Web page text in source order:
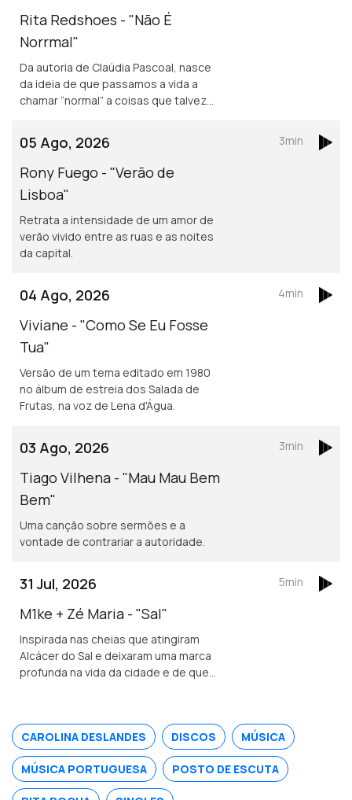
Rita Redshoes - "Não É
Norrmal"
Da autoria de Claúdia Pascoal, nasce
da ideia de que passamos a vida a
chamar “normal” a coisas que talvez
05 Ago, 2026
Rony Fuego - "Verão de
Lisboa"
Retrata a intensidade de um amor de
verão vivido entre as ruas e as noites
da capital.
3min
04 Ago, 2026
Viviane - "Como Se Eu Fosse
Tua"
Versão de um tema editado em 1980
no álbum de estreia dos Salada de
Frutas, na voz de Lena d'Água.
4min
03 Ago, 2026
Tiago Vilhena - "Mau Mau Bem
Bem"
Uma canção sobre sermões e a
vontade de contrariar a autoridade.
3min
31 Jul, 2026
M1ke + Zé Maria - "Sal"
Inspirada nas cheias que atingiram
Alcácer do Sal e deixaram uma marca
profunda na vida da cidade e de quem
5min
CAROLINA DESLANDES DISCOS MÚSICA
MÚSICA PORTUGUESA POSTO DE ESCUTA